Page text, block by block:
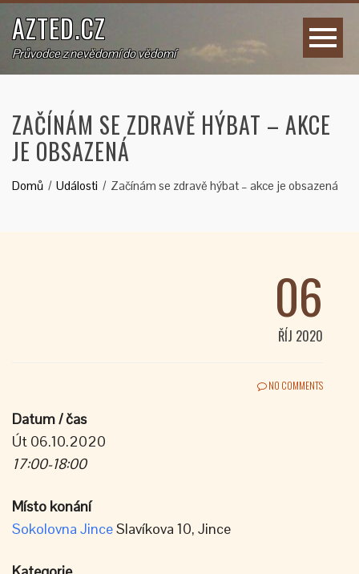
AZTED.CZ
Průvodce z nevědomí do vědomí
ZAČÍNÁM SE ZDRAVĚ HÝBAT – AKCE
JE OBSAZENÁ
Domů Události Začínám se zdravě hýbat – akce je obsazená
06
ŘÍJ 2020
NO COMMENTS
Datum / čas
Út 06.10.2020
17:00-18:00
Místo konání
Sokolovna JinceSlavíkova 10, Jince